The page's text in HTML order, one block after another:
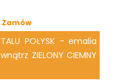
Zamów
POŁYSK - emalia
ZIELONY CIEMNY